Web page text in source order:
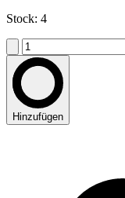
Stock: 4
Hinzufügen